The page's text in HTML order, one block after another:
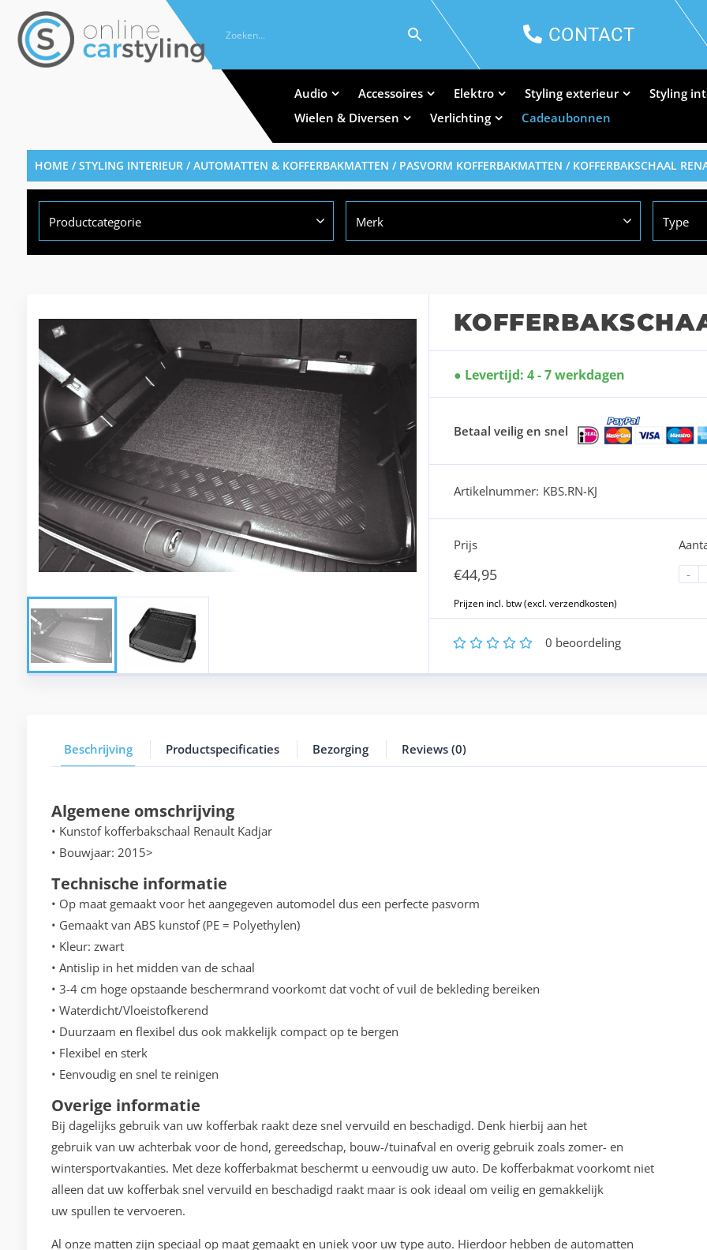
CONTACT
Audio Accessoires Elektro Styling exterieur
Styling
Wielen & Diversen
Verlichting Cadeaubonnen
HOME /STYLING INTERIEUR/AUTOMATTEN & KOFFERBAKMATTEN / PASVORM KOFFERBAKMATTEN / KOFFERBAKSCHAAL
Productcategorie Merk Type
Levertijd: 4 - 7 werkdagen
Betaal veilig en snel
Artikelnummer: KBS.RN-KJ
Prijs
€44,95
-
5
4
3
2 0 beoordeling
Beschrijving Productspecificaties Bezorging Reviews (0)
Algemene omschrijving
• Kunstof kofferbakschaal Renault Kadjar
• Bouwjaar: 2015>
Technische informatie
• Op maat gemaakt voor het aangegeven automodel dus een perfecte pasvorm
• Gemaakt van ABS kunstof (PE = Polyethylen)
• Kleur: zwart
• Antislip in het midden van de schaal
• 3-4 cm hoge opstaande beschermrand voorkomt dat vocht of vuil de bekleding bereiken
• Waterdicht/Vloeistofkerend
• Duurzaam en flexibel dus ook makkelijk compact op te bergen
• Flexibel en sterk
• Eenvoudig en snel te reinigen
Overige informatie
Bij dagelijks gebruik van uw kofferbak raakt deze snel vervuild en beschadigd. Denk hierbij aan het
gebruik van uw achterbak voor de hond, gereedschap, bouw-/tuinafval en overig gebruik zoals zomer- en
wintersportvakanties. Met deze kofferbakmat beschermt u eenvoudig uw auto. De kofferbakmat voorkomt niet
alleen dat uw kofferbak snel vervuild en beschadigd raakt maar is ook ideaal om veilig en gemakkelijk
uw spullen te vervoeren.
Al onze matten zijn speciaal op maat gemaakt en uniek voor uw type auto. Hierdoor hebben de automatten